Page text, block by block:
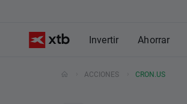
Invertir Ahorrar
ACCIONES CRON.US